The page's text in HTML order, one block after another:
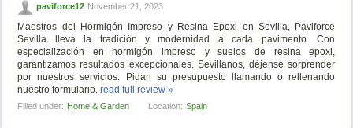
paviforce12 November 21, 2023
Maestros del Hormigón Impreso y Resina Epoxi en Sevilla, Paviforce
Sevilla lleva la tradición y modernidad a cada pavimento. Con
especialización en hormigón impreso y suelos de resina epoxi,
garantizamos resultados excepcionales. Sevillanos, déjense sorprender
por nuestros servicios. Pidan su presupuesto llamando o rellenando
nuestro formulario.read full review »
Filled under: Home & Garden Location: Spain